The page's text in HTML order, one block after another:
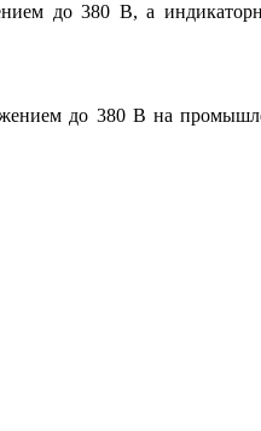
до 380 В, а
до 380 В на